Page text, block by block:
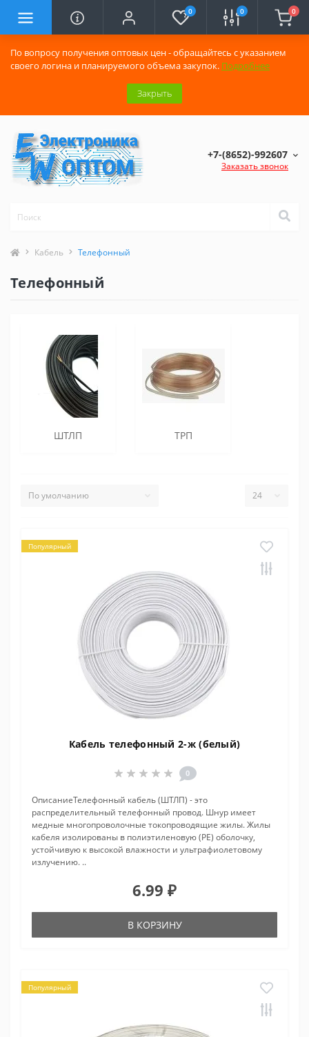
По вопросу получения оптовых цен - обращайтесь с указанием
своего логина и планируемого объема закупок. Подробнее
Закрыть
0 0 0
+7-(8652)-992607
Заказать звонок
Кабель Телефонный
Телефонный
ШТЛП ТРП
Популярный
Кабель телефонный 2-ж (белый)
0
ОписаниеТелефонный кабель (ШТЛП) - это
распределительный телефонный провод. Шнур имеет
медные многопроволочные токопроводящие жилы. Жилы
кабеля изолированы в полиэтиленовую (PE) оболочку,
устойчивую к высокой влажности и ультрафиолетовому
излучению. ..
6.99 ₽
В КОРЗИНУ
Популярный